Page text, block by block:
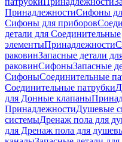
ПринадлежностиСифоны
Сифоны для приборов
детали для Соединительные
элементыПринадлежности
раковинЗапасные детали
раковинСифоныЗапасные
СифоныСоединительные
Соединительные патрубки
для Донные клапаны
ПринадлежностиДушевые
системыДренаж пола для
для Дренаж пола для